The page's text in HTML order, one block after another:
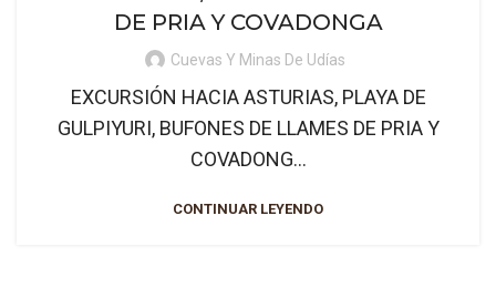
DE PRIA Y COVADONGA
Cuevas Y Minas De Udías
EXCURSIÓN HACIA ASTURIAS, PLAYA DE
GULPIYURI, BUFONES DE LLAMES DE PRIA Y
COVADONG...
CONTINUAR LEYENDO